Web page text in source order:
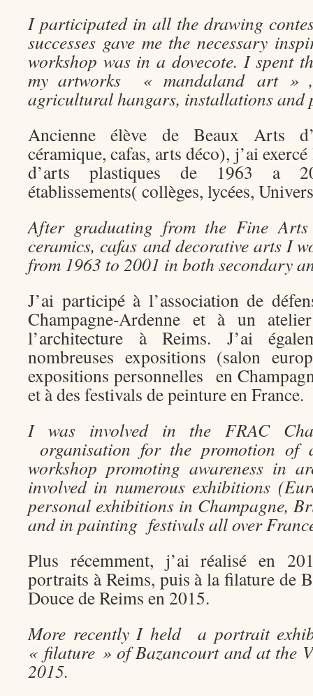
I participated in all the drawing
successes gave me the necessary
workshop was in a dovecote. I spent
my artworks « mandaland art »
agricultural hangars, installations and
Ancienne élève de Beaux Arts
céramique, cafas, arts déco), j’ai
d’arts plastiques de 1963 a
établissements( collèges, lycées,
After graduating from the Fine
ceramics, cafas and decorative arts I
from 1963 to 2001 in both secondary
J’ai participé à l’association de
Champagne-Ardenne et à un
l’architecture à Reims. J’ai
nombreuses expositions (salon
expositions personnelles en
et à des festivals de peinture en France.
I was involved in the FRAC
organisation for the promotion
workshop promoting awareness in
involved in numerous exhibitions
personal exhibitions in Champagne,
and in painting festivals all over
Plus récemment, j’ai réalisé en
portraits à Reims, puis à la filature de
Douce de Reims en 2015.
More recently I held a portrait
« filature » of Bazancourt and at the
2015.